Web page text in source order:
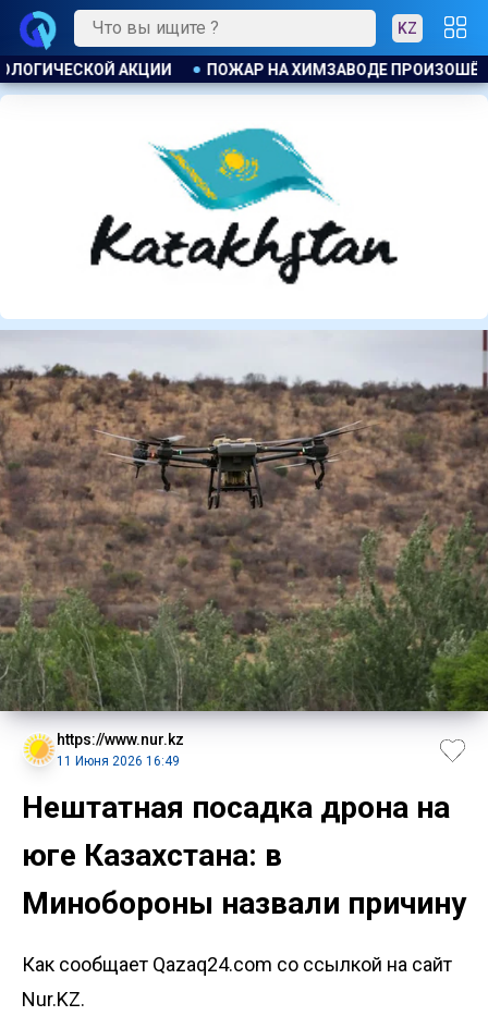
KZ
ПРОИЗОШЁЛ В КИТАЕ, ЭВАКУИРОВАЛИ БОЛЕЕ 1200 ЧЕЛОВЕК
https://www.nur.kz
11 Июня 2026 16:49
Нештатная посадка дрона на
юге Казахстана: в
Минобороны назвали причину
Как сообщает Qazaq24.com со ссылкой на сайт
Nur.KZ.